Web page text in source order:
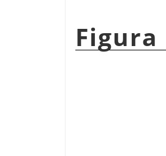
Figura